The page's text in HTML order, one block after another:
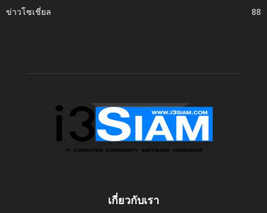
ข่าวโซเชี่ยล
88
เกี่ยวกับเรา